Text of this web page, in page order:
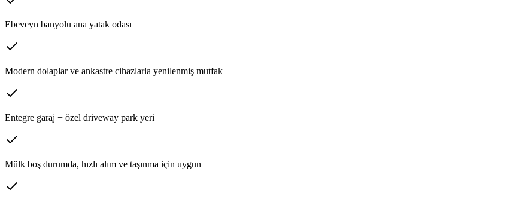
Ebeveyn banyolu ana yatak odası
Modern dolaplar ve ankastre cihazlarla yenilenmiş mutfak
Entegre garaj + özel driveway park yeri
Mülk boş durumda, hızlı alım ve taşınma için uygun